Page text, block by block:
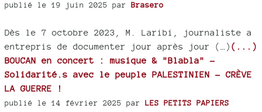
publié le 19 juin 2025 par Brasero
Dès le 7 octobre 2023, M. Laribi, journaliste a
entrepris de documenter jour après jour (…) (...)
BOUCAN en concert : musique & "Blabla" -
Solidarité.s avec le peuple PALESTINIEN - CRÈVE
LA GUERRE !
publié le 14 février 2025 par LES PETITS PAPIERS